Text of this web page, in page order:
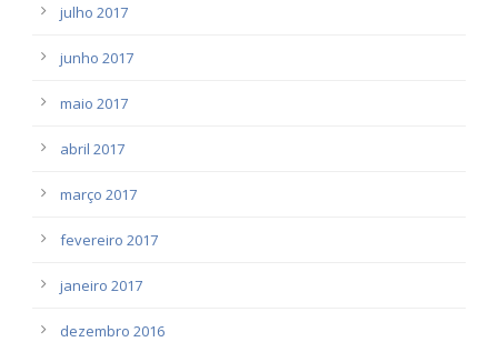
julho 2017
junho 2017
maio 2017
abril 2017
março 2017
fevereiro 2017
janeiro 2017
dezembro 2016